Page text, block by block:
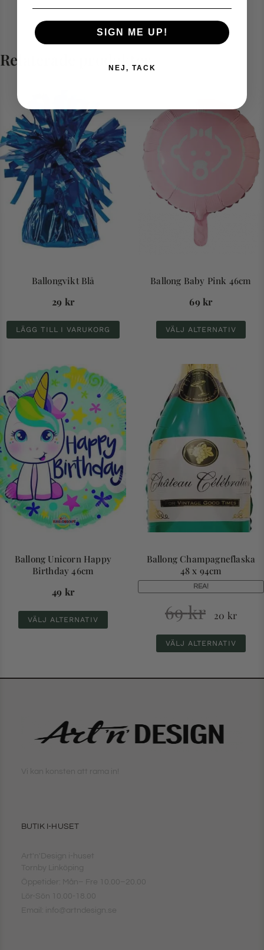
Relaterade produkter
Ballongvikt Blå
29 kr
LÄGG TILL I VARUKORG
Ballong Baby Pink 46cm
69 kr
VÄLJ ALTERNATIV
Ballong Unicorn Happy
Birthday 46cm
49 kr
VÄLJ ALTERNATIV
Ballong Champagneflaska
48 x 94cm
REA!
69kr 20 kr
VÄLJ ALTERNATIV
Vi kan konsten att rama in!
BUTIK I-HUSET
Art'n'Design i-huset
Tornby Linköping
Öppetider: Mån– Fre 10.00–20.00
Lör-Sön 10.00-18.00
Email: info@artndesign.se
SIGN ME UP!
NEJ, TACK